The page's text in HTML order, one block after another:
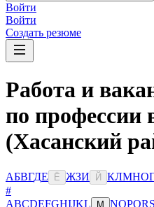
Войти
Войти
Создать резюме
Работа и
по профессии
(Хасанский
АБВГДЕ Ё ЖЗИ Й КЛМНО
#
ABCDEFGHIJKL M NOPQRS